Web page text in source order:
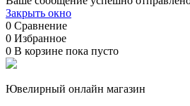
Закрыть окно
0 Сравнение
0 Избранное
0 В корзине пока пусто
Ювелирный онлайн магазин